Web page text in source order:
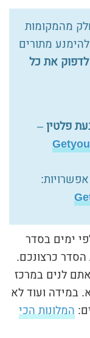
מהמקומות
מתורים
לדפוק את כל
פלטין–
לפי ימים בסדר
הסדר כרצונכם.
לנים במרכז
במידה ועוד לא
המלונות הכי